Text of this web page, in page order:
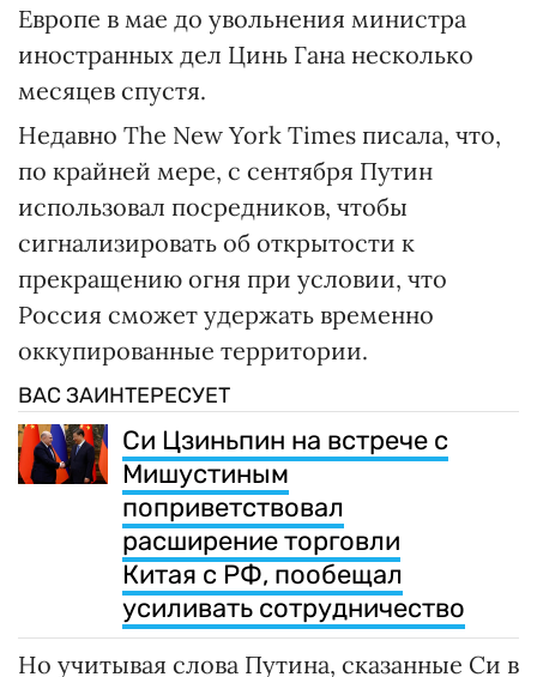
Европе в мае до увольнения министра
иностранных дел Цинь Гана несколько
месяцев спустя.
Недавно The New York Times писала, что,
по крайней мере, с сентября Путин
использовал посредников, чтобы
сигнализировать об открытости к
прекращению огня при условии, что
Россия сможет удержать временно
оккупированные территории.
ВАС ЗАИНТЕРЕСУЕТ
Си Цзиньпин на встрече с
Мишустиным
поприветствовал
расширение торговли
Китая с РФ, пообещал
усиливать сотрудничество
Но учитывая слова Путина, сказанные Си в